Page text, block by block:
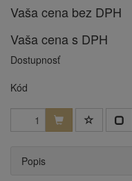
Vaša cena bez DPH
Vaša cena s DPH
Dostupnosť
Kód
Popis